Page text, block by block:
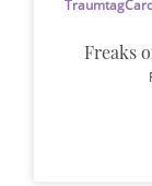
Freaks